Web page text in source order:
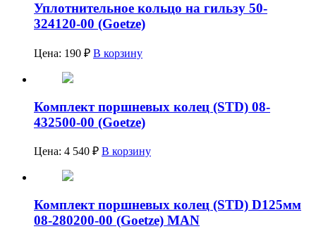
Уплотнительное кольцо на гильзу 50-
324120-00 (Goetze)
Цена: 190 ₽ В корзину
Комплект поршневых колец (STD) 08-
432500-00 (Goetze)
Цена: 4 540 ₽ В корзину
Комплект поршневых колец (STD) D125мм
08-280200-00 (Goetze) MAN